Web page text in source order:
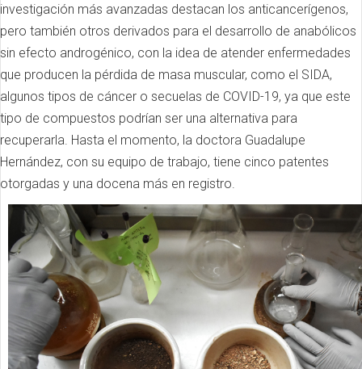
investigación más avanzadas destacan los anticancerígenos,
pero también otros derivados para el desarrollo de anabólicos
sin efecto androgénico, con la idea de atender enfermedades
que producen la pérdida de masa muscular, como el SIDA,
algunos tipos de cáncer o secuelas de COVID-19, ya que este
tipo de compuestos podrían ser una alternativa para
recuperarla. Hasta el momento, la doctora Guadalupe
Hernández, con su equipo de trabajo, tiene cinco patentes
otorgadas y una docena más en registro.